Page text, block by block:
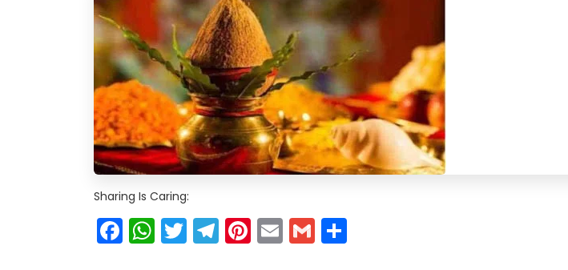
Sharing Is Caring:
Facebook
WhatsApp
Twitter
Telegram
Pinterest
EmailGmail